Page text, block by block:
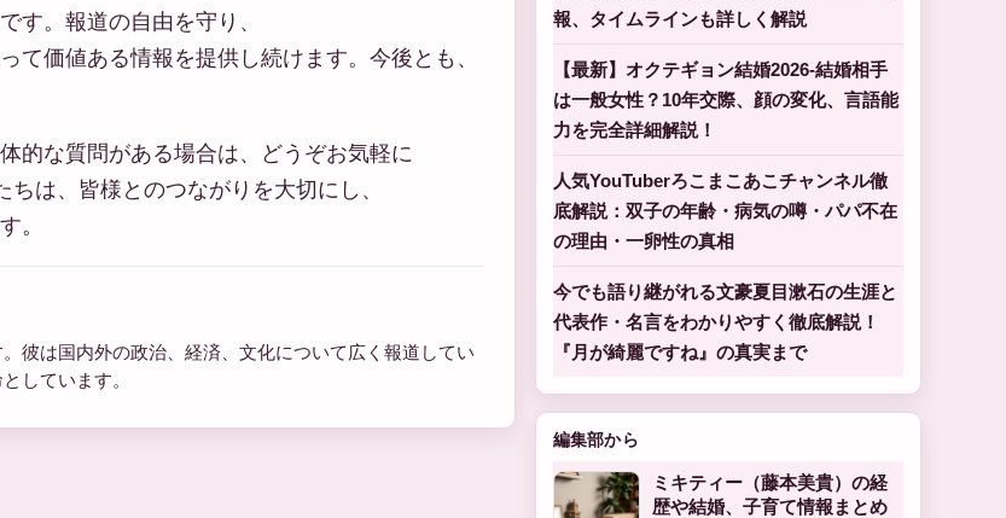
す。報道の自由を守り、
価値ある情報を提供し続けます。今後とも、
的な質問がある場合は、どうぞお気軽に
は、皆様とのつながりを大切にし、
。
彼は国内外の政治、経済、文化について広く報道してい
しています。
報、タイムラインも詳しく解説
【最新】オクテギョン結婚2026-結婚相手
は一般女性？10年交際、顔の変化、言語能
力を完全詳細解説！
人気YouTuberろこまこあこチャンネル徹
底解説：双子の年齢・病気の噂・パパ不在
の理由・一卵性の真相
今でも語り継がれる文豪夏目漱石の生涯と
代表作・名言をわかりやすく徹底解説！
『月が綺麗ですね』の真実まで
編集部から
ミキティー（藤本美貴）の経
歴や結婚、子育て情報まとめ